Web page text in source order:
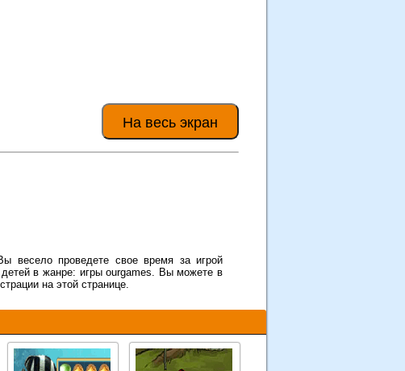
На весь экран
весело проведете свое время за игрой
в жанре: игры ourgames. Вы можете в
на этой странице.